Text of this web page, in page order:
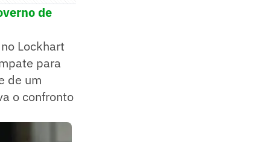
de
Lockhart
para
de um
o confronto